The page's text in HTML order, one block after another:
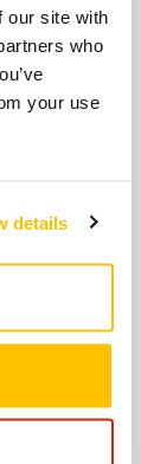
our site with
who
your use
details
16"
és